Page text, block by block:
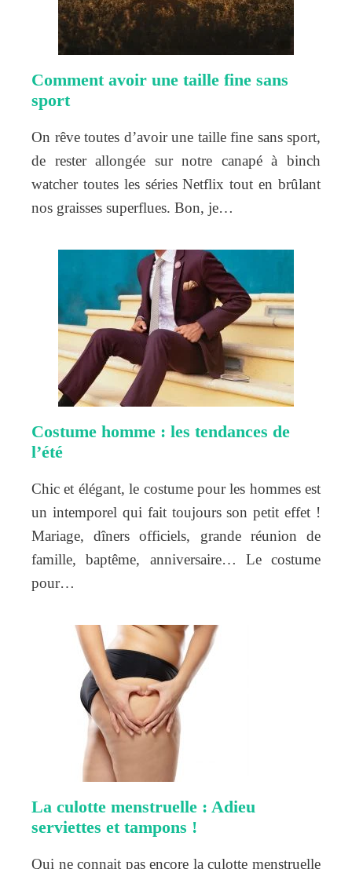
Comment avoir une taille fine sans
sport
On rêve toutes d’avoir une taille fine sans sport,
de rester allongée sur notre canapé à binch
watcher toutes les séries Netflix tout en brûlant
nos graisses superflues. Bon, je…
Costume homme : les tendances de
l’été
Chic et élégant, le costume pour les hommes est
un intemporel qui fait toujours son petit effet !
Mariage, dîners officiels, grande réunion de
famille, baptême, anniversaire… Le costume
pour…
La culotte menstruelle : Adieu
serviettes et tampons !
Qui ne connait pas encore la culotte menstruelle